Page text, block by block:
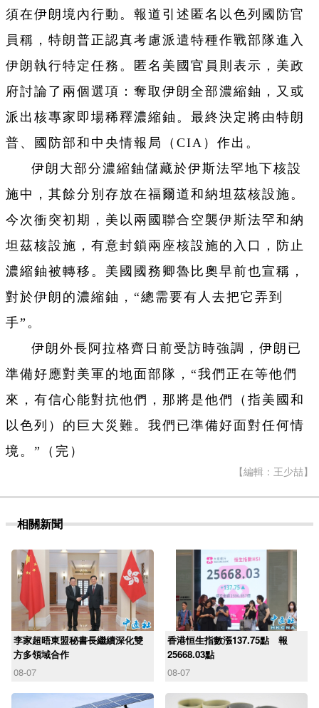
須在伊朗境內行動。報道引述匿名以色列國防官
員稱，特朗普正認真考慮派遣特種作戰部隊進入
伊朗執行特定任務。匿名美國官員則表示，美政
府討論了兩個選項：奪取伊朗全部濃縮鈾，又或
派出核專家即場稀釋濃縮鈾。最終決定將由特朗
普、國防部和中央情報局（CIA）作出。
伊朗大部分濃縮鈾儲藏於伊斯法罕地下核設
施中，其餘分別存放在福爾道和納坦茲核設施。
今次衝突初期，美以兩國聯合空襲伊斯法罕和納
坦茲核設施，有意封鎖兩座核設施的入口，防止
濃縮鈾被轉移。美國國務卿魯比奧早前也宣稱，
對於伊朗的濃縮鈾，“總需要有人去把它弄到
手”。
伊朗外長阿拉格齊日前受訪時強調，伊朗已
準備好應對美軍的地面部隊，“我們正在等他們
來，有信心能對抗他們，那將是他們（指美國和
以色列）的巨大災難。我們已準備好面對任何情
境。”（完）
【編輯：王少喆】
相關新聞
李家超晤東盟秘書長繼續深化雙
方多領域合作
08-07
香港恒生指數漲137.75點 報
25668.03點
08-07